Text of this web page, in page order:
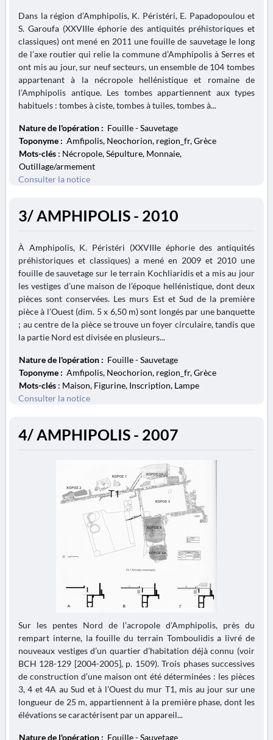
Dans la région d’Amphipolis, K. Péristéri, E. Papadopoulou et
S. Garoufa (XXVIIIe éphorie des antiquités préhistoriques et
classiques) ont mené en 2011 une fouille de sauvetage le long
de l’axe routier qui relie la commune d’Amphipolis à Serres et
ont mis au jour, sur neuf secteurs, un ensemble de 104 tombes
appartenant à la nécropole hellénistique et romaine de
l’Amphipolis antique. Les tombes appartiennent aux types
habituels : tombes à ciste, tombes à tuiles, tombes à...
Nature de l'opération : Fouille - Sauvetage
Toponyme : Amfipolis, Neochorion, region_fr, Grèce
Mots-clés : Nécropole, Sépulture, Monnaie,
Outillage/armement
Consulter la notice
3/ AMPHIPOLIS - 2010
À Amphipolis, K. Péristéri (XXVIIIe éphorie des antiquités
préhistoriques et classiques) a mené en 2009 et 2010 une
fouille de sauvetage sur le terrain Kochliaridis et a mis au jour
les vestiges d’une maison de l’époque hellénistique, dont deux
pièces sont conservées. Les murs Est et Sud de la première
pièce à l’Ouest (dim. 5 x 6,50 m) sont longés par une banquette
; au centre de la pièce se trouve un foyer circulaire, tandis que
la partie Nord est divisée en plusieurs...
Nature de l'opération : Fouille - Sauvetage
Toponyme : Amfipolis, Neochorion, region_fr, Grèce
Mots-clés : Maison, Figurine, Inscription, Lampe
Consulter la notice
4/ AMPHIPOLIS - 2007
Sur les pentes Nord de l’acropole d’Amphipolis, près du
rempart interne, la fouille du terrain Tomboulidis a livré de
nouveaux vestiges d’un quartier d’habitation déjà connu (voir
BCH 128-129 [2004-2005], p. 1509). Trois phases successives
de construction d’une maison ont été déterminées : les pièces
3, 4 et 4A au Sud et à l’Ouest du mur T1, mis au jour sur une
longueur de 25 m, appartiennent à la première phase, dont les
élévations se caractérisent par un appareil...
Nature de l'opération : Fouille - Sauvetage